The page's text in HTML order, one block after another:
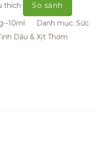
thích So sánh
10ml Danh mục:Sức
Dầu & Xịt Thơm